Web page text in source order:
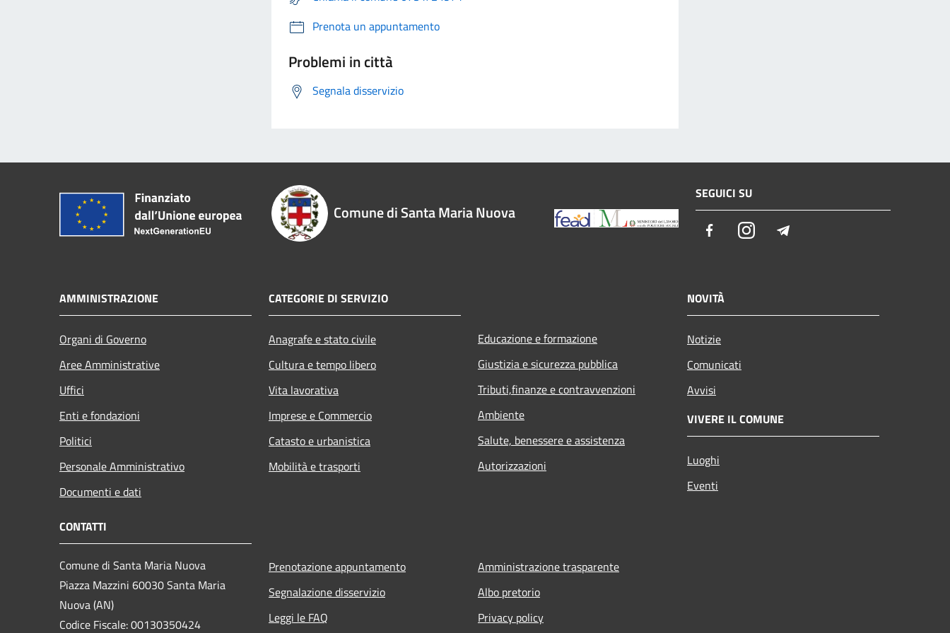
Prenota un appuntamento
Problemi in città
Segnala disservizio
Comune di Santa Maria Nuova
SEGUICI SU
FacebookInstagram
AMMINISTRAZIONE
Organi di Governo
Aree Amministrative
Uffici
Enti e fondazioni
Politici
Personale Amministrativo
Documenti e dati
CATEGORIE DI SERVIZIO
Anagrafe e stato civile
Cultura e tempo libero
Vita lavorativa
Imprese e Commercio
Catasto e urbanistica
Mobilità e trasporti
Educazione e formazione
Giustizia e sicurezza pubblica
Tributi,finanze e contravvenzioni
Ambiente
Salute, benessere e assistenza
Autorizzazioni
NOVITÀ
Notizie
Comunicati
Avvisi
VIVERE IL COMUNE
Luoghi
Eventi
CONTATTI
Comune di Santa Maria Nuova
Piazza Mazzini 60030 Santa Maria
Nuova (AN)
Codice Fiscale: 00130350424
Prenotazione appuntamento
Segnalazione disservizio
Leggi le FAQ
Amministrazione trasparente
Albo pretorio
Privacy policy